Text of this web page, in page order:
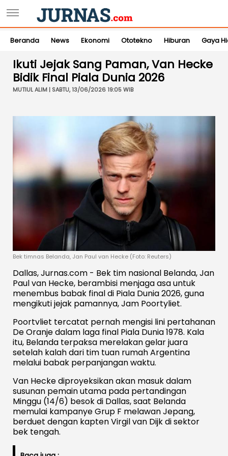
Beranda News Ekonomi Ototekno Hiburan Gaya
Ikuti Jejak Sang Paman, Van Hecke
Bidik Final Piala Dunia 2026
MUTIUL ALIM | SABTU, 13/06/2026 19:05 WIB
Bek timnas Belanda, Jan Paul van Hecke (Foto: Reuters)
Dallas, Jurnas.com - Bek tim nasional Belanda, Jan
Paul van Hecke, berambisi menjaga asa untuk
menembus babak final di Piala Dunia 2026, guna
mengikuti jejak pamannya, Jam Poortyliet.
Poortvliet tercatat pernah mengisi lini pertahanan
De Oranje dalam laga final Piala Dunia 1978. Kala
itu, Belanda terpaksa merelakan gelar juara
setelah kalah dari tim tuan rumah Argentina
melalui babak perpanjangan waktu.
Van Hecke diproyeksikan akan masuk dalam
susunan pemain utama pada pertandingan
Minggu (14/6) besok di Dallas, saat Belanda
memulai kampanye Grup F melawan Jepang,
berduet dengan kapten Virgil van Dijk di sektor
bek tengah.